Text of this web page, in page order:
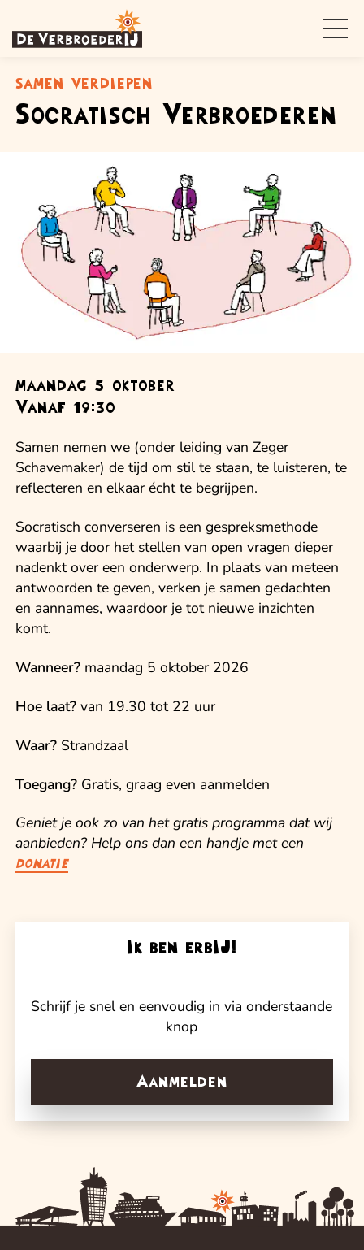
samen verdiepen
Socratisch Verbroederen
maandag 5 oktober
Vanaf 19:30
Samen nemen we (onder leiding van Zeger
Schavemaker) de tijd om stil te staan, te luisteren, te
reflecteren en elkaar écht te begrijpen.
Socratisch converseren is een gespreksmethode
waarbij je door het stellen van open vragen dieper
nadenkt over een onderwerp. In plaats van meteen
antwoorden te geven, verken je samen gedachten
en aannames, waardoor je tot nieuwe inzichten
komt.
Wanneer? maandag 5 oktober 2026
Hoe laat? van 19.30 tot 22 uur
Waar? Strandzaal
Toegang? Gratis, graag even aanmelden
Geniet je ook zo van het gratis programma dat wij
aanbieden? Help ons dan een handje met een
donatie
Ik ben erbIJ!
Schrijf je snel en eenvoudig in via onderstaande
knop
Aanmelden